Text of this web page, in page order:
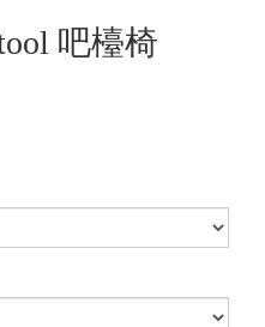
吧檯椅